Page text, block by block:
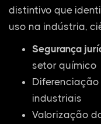
distintivo que
uso na indústria,
Segurança
setor químico
industriais
Valorização